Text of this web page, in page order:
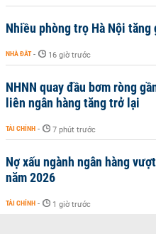
Nhiều phòng trọ Hà Nội tăng
NHÀ ĐẤT - 16 giờ trước
NHNN quay đầu bơm ròng
liên ngân hàng tăng trở lại
TÀI CHÍNH - 7 phút trước
Nợ xấu ngành ngân hàng
năm 2026
TÀI CHÍNH - 1 giờ trước